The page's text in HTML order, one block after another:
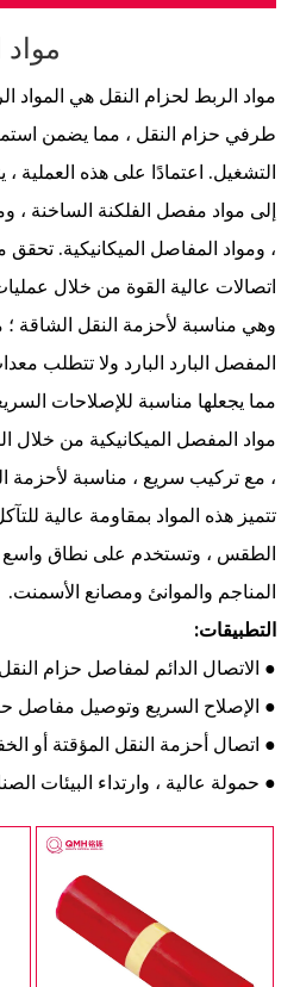
مواد الربط لحزام النقل هي المواد
طرفي حزام النقل ، مما يضمن
التشغيل. اعتمادًا على هذه
إلى مواد مفصل الفلكنة الساخنة ،
، ومواد المفاصل الميكانيكية.
اتصالات عالية القوة من خلال
وهي مناسبة لأحزمة النقل الشاقة
المفصل البارد البارد ولا تتطلب
مما يجعلها مناسبة للإصلاحات
مواد المفصل الميكانيكية من خلال
، مع تركيب سريع ، مناسبة لأحزمة
تتميز هذه المواد بمقاومة عالية
الطقس ، وتستخدم على نطاق واسع
المناجم والموانئ ومصانع الأسمنت.
التطبيقات:
● الاتصال الدائم لمفاصل حزام
● الإصلاح السريع وتوصيل مفاصل
● اتصال أحزمة النقل المؤقتة أو
● حمولة عالية ، وارتداء البيئات